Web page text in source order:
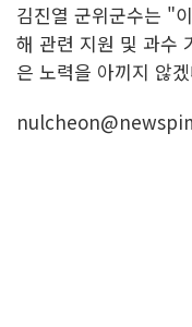
김진열 군위군수는 "
해 관련 지원 및 과수
은 노력을 아끼지 않